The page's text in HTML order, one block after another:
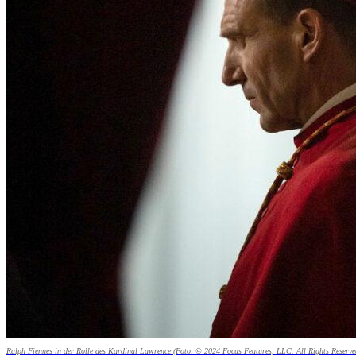
Ralph Fiennes in der Rolle des Kardinal Lawrence (Foto: © 2024 Focus Features, LLC. All Rights